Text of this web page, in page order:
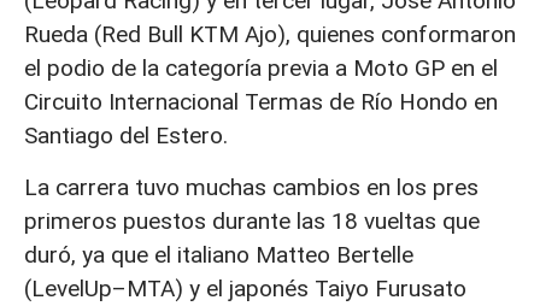
Rueda (Red Bull KTM Ajo), quienes conformaron
el podio de la categoría previa a Moto GP en el
Circuito Internacional Termas de Río Hondo en
Santiago del Estero.
La carrera tuvo muchas cambios en los pres
primeros puestos durante las 18 vueltas que
duró, ya que el italiano Matteo Bertelle
(LevelUp–MTA) y el japonés Taiyo Furusato